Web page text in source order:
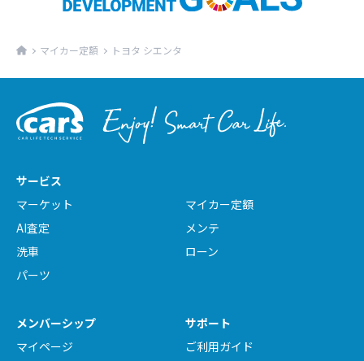
マイカー定額 トヨタ シエンタ
サービス
マーケット
マイカー定額
AI査定
メンテ
洗車
ローン
パーツ
メンバーシップ
マイページ
サポート
ご利用ガイド